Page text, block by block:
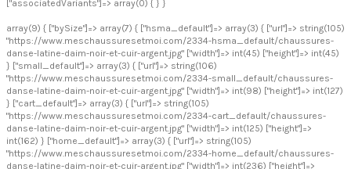
["associatedVariants"]=> array(0) { } }
array(9) { ["bySize"]=> array(7) { ["hsma_default"]=> array(3) { ["url"]=> string(105)
"https://www.meschaussuresetmoi.com/2334-hsma_default/chaussures-
danse-latine-daim-noir-et-cuir-argent.jpg" ["width"]=> int(45) ["height"]=> int(45)
} ["small_default"]=> array(3) { ["url"]=> string(106)
"https://www.meschaussuresetmoi.com/2334-small_default/chaussures-
danse-latine-daim-noir-et-cuir-argent.jpg" ["width"]=> int(98) ["height"]=> int(127)
} ["cart_default"]=> array(3) { ["url"]=> string(105)
"https://www.meschaussuresetmoi.com/2334-cart_default/chaussures-
danse-latine-daim-noir-et-cuir-argent.jpg" ["width"]=> int(125) ["height"]=>
int(162) } ["home_default"]=> array(3) { ["url"]=> string(105)
"https://www.meschaussuresetmoi.com/2334-home_default/chaussures-
danse-latine-daim-noir-et-cuir-argent.jpg" ["width"]=> int(236) ["height"]=>